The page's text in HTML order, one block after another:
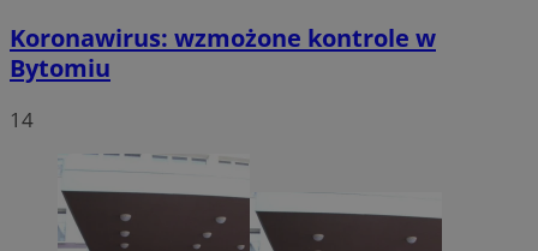
Koronawirus: wzmożone kontrole w
Bytomiu
14